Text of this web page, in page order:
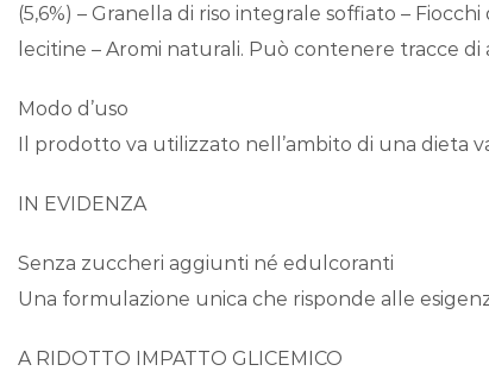
(5,6%) – Granella di riso integrale soffiato –
lecitine – Aromi naturali. Può contenere tracce di
Modo d’uso
Il prodotto va utilizzato nell’ambito di una dieta
IN EVIDENZA
Senza zuccheri aggiunti né edulcoranti
Una formulazione unica che risponde alle
A RIDOTTO IMPATTO GLICEMICO